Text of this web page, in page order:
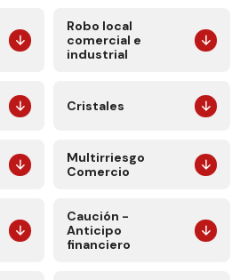
Robo local
comercial e
industrial
Cristales
Multirriesgo
Comercio
Caución -
Anticipo
financiero